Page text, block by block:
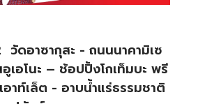
วัดอาซากุสะ - ถนนนาคามิเซ
เอโนะ – ช้อปปิ้งโกเท็มบะ พรี
อาท์เล็ต - อาบน้ำแร่ธรรมชาติ